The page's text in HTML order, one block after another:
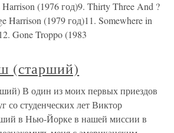
(1976 год)9. Thirty Three And ?
Harrison (1979 год)11. Somewhere in
Gone Troppo (1983
(старший)
В один из моих первых приездов
со студенческих лет Виктор
в Нью-Йорке в нашей миссии в